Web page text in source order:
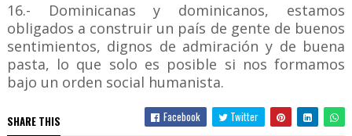
16.- Dominicanas y dominicanos, estamos
obligados a construir un país de gente de buenos
sentimientos, dignos de admiración y de buena
pasta, lo que solo es posible si nos formamos
bajo un orden social humanista.
SHARE THIS Facebook Twitter